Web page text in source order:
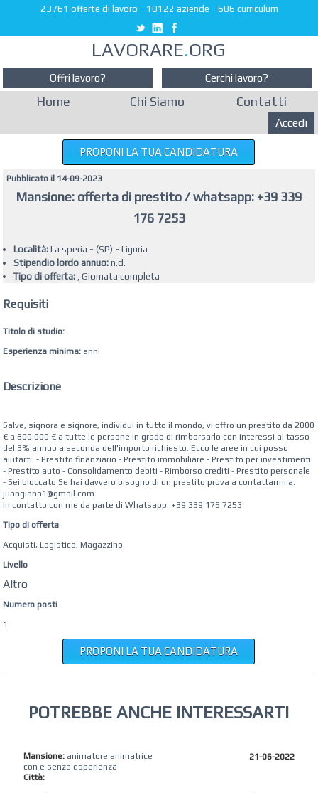
23761 offerte di lavoro - 10122 aziende - 686 curriculum
LAVORARE.ORG
Offri lavoro? Cerchi lavoro?
Home Chi Siamo Contatti
Accedi
Pubblicato il 14-09-2023
Mansione: offerta di prestito / whatsapp: +39 339
176 7253
PROPONI LA TUA CANDIDATURA
Località:La speria - (SP) - Liguria
Stipendio lordo annuo:n.d.
Tipo di offerta:, Giornata completa
Requisiti
Titolo di studio:
Esperienza minima: anni
Descrizione
Salve, signora e signore, individui in tutto il mondo, vi offro un prestito da 2000
€ a 800.000 € a tutte le persone in grado di rimborsarlo con interessi al tasso
del 3% annuo a seconda dell'importo richiesto. Ecco le aree in cui posso
aiutarti: - Prestito finanziario - Prestito immobiliare - Prestito per investimenti
- Prestito auto - Consolidamento debiti - Rimborso crediti - Prestito personale
- Sei bloccato Se hai davvero bisogno di un prestito prova a contattarmi a:
juangiana1@gmail.com
In contatto con me da parte di Whatsapp: +39 339 176 7253
Tipo di offerta
Acquisti, Logistica, Magazzino
Livello
Altro
Numero posti
1
PROPONI LA TUA CANDIDATURA
POTREBBE ANCHE INTERESSARTI
Mansione:animatore animatrice
con e senza esperienza
Città:
21-06-2022